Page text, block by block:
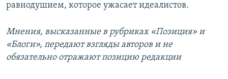
равнодушием, которое ужасает идеалистов.
Мнения, высказанные в рубриках «Позиция» и
«Блоги», передают взгляды авторов и не
обязательно отражают позицию редакции